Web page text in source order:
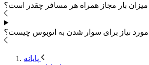
میزان بار مجاز همراه هر مسافر چقدر است؟
نیاز برای سوار شدن به اتوبوس چیست؟